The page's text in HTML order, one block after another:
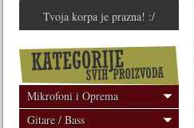
Tvoja korpa je prazna! :/
Mikrofoni i Oprema
Gitare / Bass